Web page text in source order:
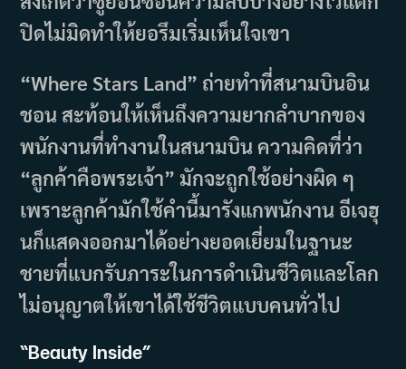
ปิดไม่มิดทำให้ยอรึมเริ่มเห็นใจเขา
“Where Stars Land” ถ่ายทำที่สนามบินอิน
ชอน สะท้อนให้เห็นถึงความยากลำบากของ
พนักงานที่ทำงานในสนามบิน ความคิดที่ว่า
“ลูกค้าคือพระเจ้า” มักจะถูกใช้อย่างผิด ๆ
เพราะลูกค้ามักใช้คำนี้มารังแกพนักงาน อีเจฮุ
นก็แสดงออกมาได้อย่างยอดเยี่ยมในฐานะ
ชายที่แบกรับภาระในการดำเนินชีวิตและโลก
ไม่อนุญาตให้เขาได้ใช้ชีวิตแบบคนทั่วไป
“Beauty Inside”